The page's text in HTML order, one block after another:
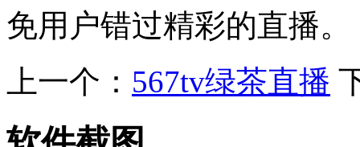
免用户错过精彩的直播。
上一个： 567tv绿茶直播